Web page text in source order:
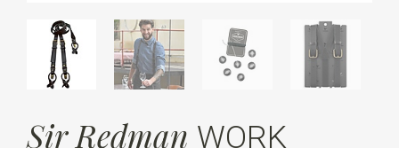
Sir Redman WORK